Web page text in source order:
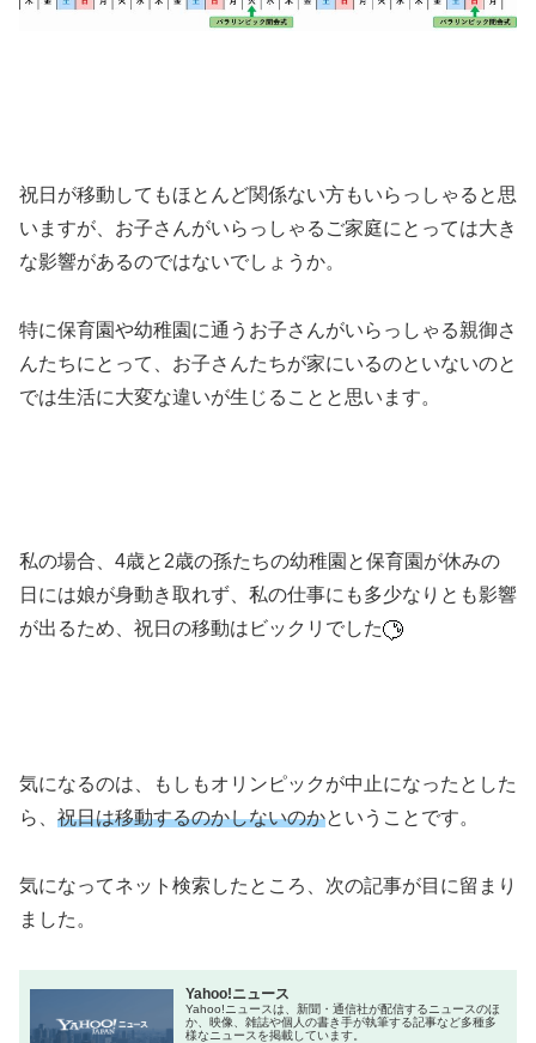
祝日が移動してもほとんど関係ない方もいらっしゃると思
いますが、お子さんがいらっしゃるご家庭にとっては大き
な影響があるのではないでしょうか。
特に保育園や幼稚園に通うお子さんがいらっしゃる親御さ
んたちにとって、お子さんたちが家にいるのといないのと
では生活に大変な違いが生じることと思います。
私の場合、4歳と2歳の孫たちの幼稚園と保育園が休みの
日には娘が身動き取れず、私の仕事にも多少なりとも影響
が出るため、祝日の移動はビックリでした
気になるのは、もしもオリンピックが中止になったとした
ら、 祝日は移動するのかしないのかということです。
気になってネット検索したところ、次の記事が目に留まり
ました。
Yahoo!ニュース
Yahoo!ニュースは、新聞・通信社が配信するニュースのほ
か、映像、雑誌や個人の書き手が執筆する記事など多種多
様なニュースを掲載しています。